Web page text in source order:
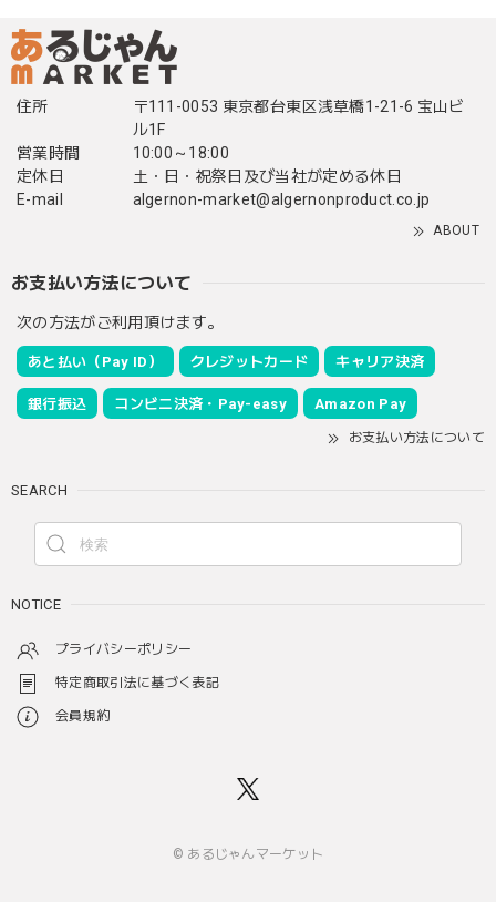
住所
〒111-0053 東京都台東区浅草橋1-21-6 宝山ビ
ル1F
営業時間
10:00～18:00
定休日
土・日・祝祭日及び当社が定める休日
E-mail
algernon-market@algernonproduct.co.jp
ABOUT
お支払い方法について
次の方法がご利用頂けます。
あと払い（Pay ID） クレジットカード キャリア決済
銀行振込 コンビニ決済・Pay-easy Amazon Pay
お支払い方法について
SEARCH
NOTICE
プライバシーポリシー
特定商取引法に基づく表記
会員規約
© あるじゃんマーケット